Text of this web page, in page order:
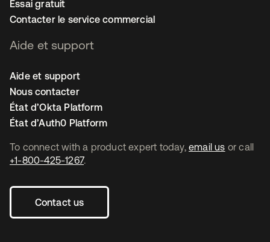
To connect with a product expert today, email us or call
+1-800-425-1267.
Contact us
Essai gratuit
Contacter le service commercial
Aide et support
Aide et support
Nous contacter
État d’Okta Platform
État d’Auth0 Platform